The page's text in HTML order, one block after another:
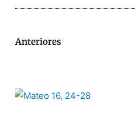
Anteriores